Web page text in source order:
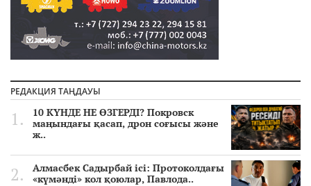
РЕДАКЦИЯ ТАҢДАУЫ
10 КҮНДЕ НЕ ӨЗГЕРДІ? Покровск
маңындағы қасап, дрон соғысы және
ж..
Алмасбек Садырбай ісі: Протоколдағы
«күмәнді» кол қоюлар, Павлода..